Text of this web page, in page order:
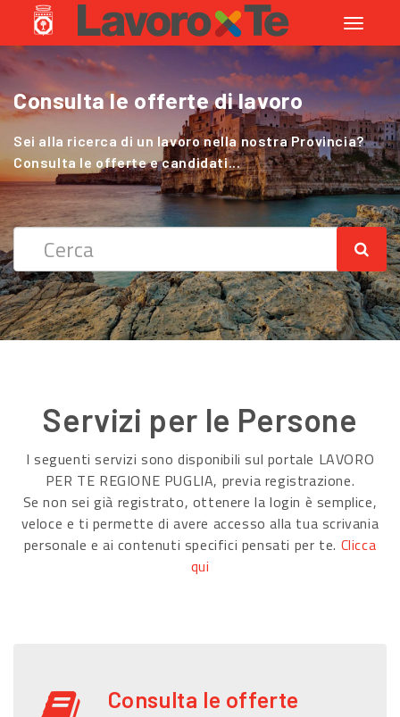
Toggle
Consulta le offerte di lavoro
Sei alla ricerca di un lavoro nella nostra Provincia?
Consulta le offerte e candidati...
Cerchi Lavoro nel Settore Agricolo
?
Sei alla ricerca di un lavoro nella nostra Provincia?
Consulta le offerte e candidati...
Servizi per le Persone
I seguenti servizi sono disponibili sul portale LAVORO
PER TE REGIONE PUGLIA, previa registrazione.
Se non sei già registrato, ottenere la login è semplice,
veloce e ti permette di avere accesso alla tua scrivania
personale e ai contenuti specifici pensati per te. Clicca
qui
Consulta le offerte